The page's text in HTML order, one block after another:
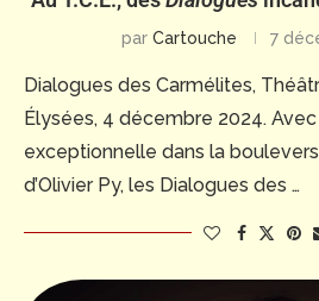
par Cartouche 7
Dialogues des Carmélites,
Élysées, 4 décembre 2024.
exceptionnelle dans la
d’Olivier Py, les Dialogues des …